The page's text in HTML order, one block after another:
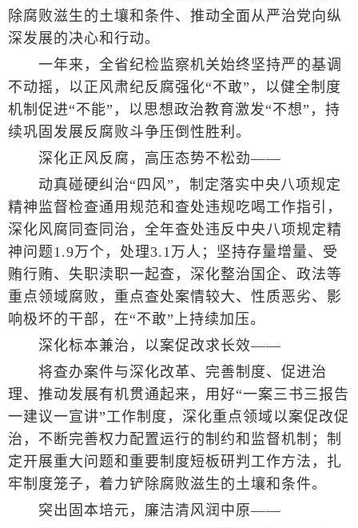
除腐败滋生的土壤和条件、推动全面从严治党向纵
深发展的决心和行动。
一年来，全省纪检监察机关始终坚持严的基调
不动摇，以正风肃纪反腐强化“不敢”，以健全制度
机制促进“不能”，以思想政治教育激发“不想”，持
续巩固发展反腐败斗争压倒性胜利。
深化正风反腐，高压态势不松劲——
动真碰硬纠治“四风”，制定落实中央八项规定
精神监督检查通用规范和查处违规吃喝工作指引，
深化风腐同查同治，全年查处违反中央八项规定精
神问题1.9万个，处理3.1万人；坚持存量增量、受
贿行贿、失职渎职一起查，深化整治国企、政法等
重点领域腐败，重点查处案情较大、性质恶劣、影
响极坏的干部，在“不敢”上持续加压。
深化标本兼治，以案促改求长效——
将查办案件与深化改革、完善制度、促进治
理、推动发展有机贯通起来，用好“一案三书三报告
一建议一宣讲”工作制度，深化重点领域以案促改促
治，不断完善权力配置运行的制约和监督机制；制
定开展重大问题和重要制度短板研判工作方法，扎
牢制度笼子，着力铲除腐败滋生的土壤和条件。
突出固本培元，廉洁清风润中原——